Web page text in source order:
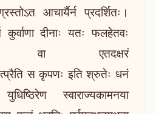
आचार्यैर्न प्रदर्शितः।
दीनाः यतः फलहेतवः
वा एतदक्षरं
स कृपणः इति श्रुतेः धनं
स्वाराज्यकामनया